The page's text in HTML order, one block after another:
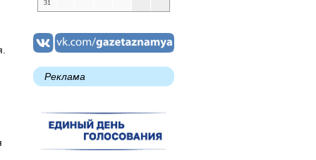
31
Реклама